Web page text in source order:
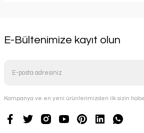
E-Bültenimize kayıt olun
Kampanya ve en yeni ürünlerimizden ilk sizin